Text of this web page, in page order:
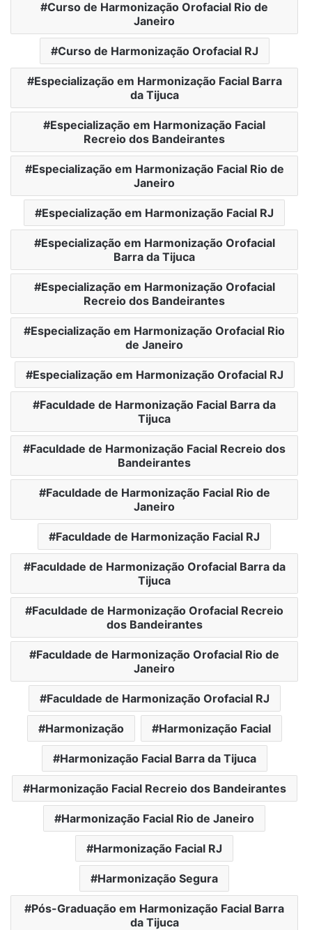
Curso de Harmonização Orofacial Rio de
Janeiro
Curso de Harmonização Orofacial RJ
Especialização em Harmonização Facial Barra
da Tijuca
Especialização em Harmonização Facial
Recreio dos Bandeirantes
Especialização em Harmonização Facial Rio de
Janeiro
Especialização em Harmonização Facial RJ
Especialização em Harmonização Orofacial
Barra da Tijuca
Especialização em Harmonização Orofacial
Recreio dos Bandeirantes
Especialização em Harmonização Orofacial Rio
de Janeiro
Especialização em Harmonização Orofacial RJ
Faculdade de Harmonização Facial Barra da
Tijuca
Faculdade de Harmonização Facial Recreio dos
Bandeirantes
Faculdade de Harmonização Facial Rio de
Janeiro
Faculdade de Harmonização Facial RJ
Faculdade de Harmonização Orofacial Barra da
Tijuca
Faculdade de Harmonização Orofacial Recreio
dos Bandeirantes
Faculdade de Harmonização Orofacial Rio de
Janeiro
Faculdade de Harmonização Orofacial RJ
Harmonização Harmonização Facial
Harmonização Facial Barra da Tijuca
Harmonização Facial Recreio dos Bandeirantes
Harmonização Facial Rio de Janeiro
Harmonização Facial RJ
Harmonização Segura
Pós-Graduação em Harmonização Facial Barra
da Tijuca